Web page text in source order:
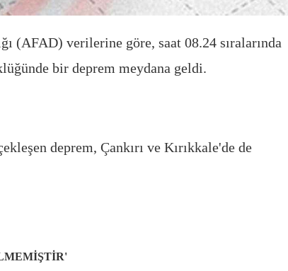
(AFAD) verilerine göre, saat 08.24 sıralarında
bir deprem meydana geldi.
deprem, Çankırı ve Kırıkkale'de de